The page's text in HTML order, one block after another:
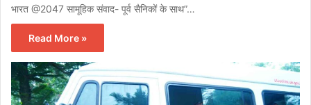
भारत @2047 सामूहिक संवाद- पूर्व सैनिकों के साथ”…
Read More »